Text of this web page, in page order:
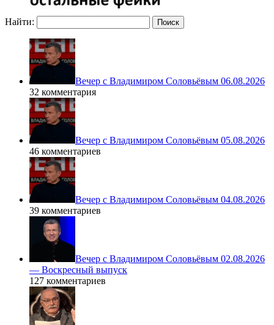
Найти:
Вечер с Владимиром Соловьёвым 06.08.2026
32 комментария
Вечер с Владимиром Соловьёвым 05.08.2026
46 комментариев
Вечер с Владимиром Соловьёвым 04.08.2026
39 комментариев
Вечер с Владимиром Соловьёвым 02.08.2026
— Воскресный выпуск
127 комментариев